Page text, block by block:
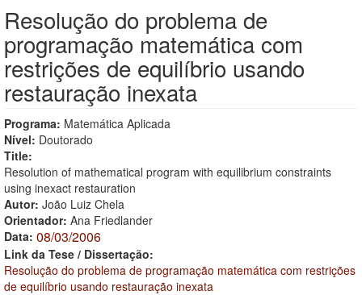
Resolução do problema de
programação matemática com
restrições de equilíbrio usando
restauração inexata
Programa: Matemática Aplicada
Nível: Doutorado
Title:
Resolution of mathematical program with equilibrium constraints
using inexact restauration
Autor: João Luiz Chela
Orientador: Ana Friedlander
Data: 08/03/2006
Link da Tese / Dissertação:
Resolução do problema de programação matemática com restrições
de equilíbrio usando restauração inexata